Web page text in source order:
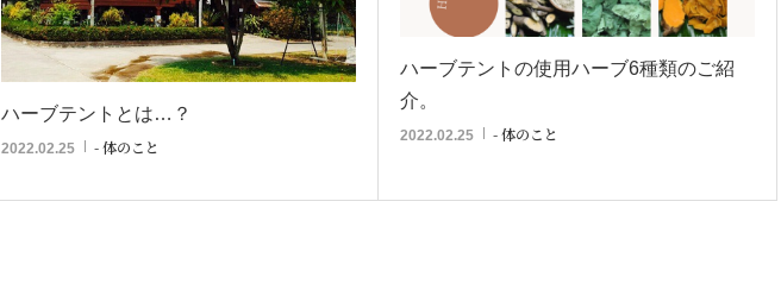
ハーブテントとは…？
2022.02.25 - 体のこと
ハーブテントの使用ハーブ6種類のご紹
介。
2022.02.25 - 体のこと